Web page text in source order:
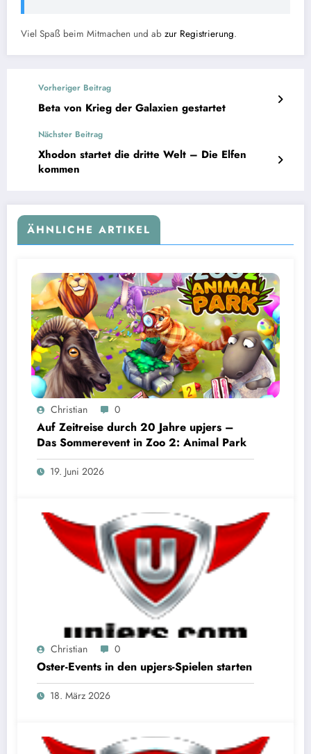
Viel Spaß beim Mitmachen und ab zur Registrierung.
Vorheriger Beitrag
Beta von Krieg der Galaxien gestartet
Nächster Beitrag
Xhodon startet die dritte Welt – Die Elfen
kommen
ÄHNLICHE ARTIKEL
Christian 0
Auf Zeitreise durch 20 Jahre upjers –
Das Sommerevent in Zoo 2: Animal Park
19. Juni 2026
Christian 0
Oster-Events in den upjers-Spielen starten
18. März 2026